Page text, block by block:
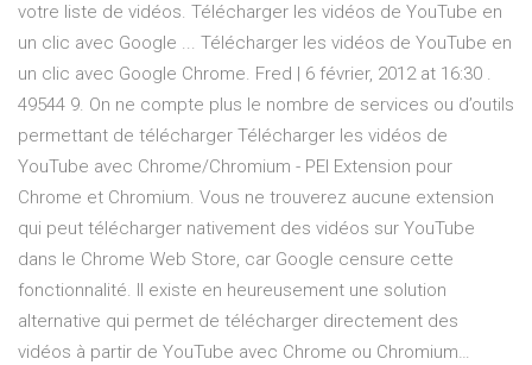
votre liste de vidéos. Télécharger les vidéos de YouTube en
un clic avec Google ... Télécharger les vidéos de YouTube en
un clic avec Google Chrome. Fred | 6 février, 2012 at 16:30 .
49544 9. On ne compte plus le nombre de services ou d’outils
permettant de télécharger Télécharger les vidéos de
YouTube avec Chrome/Chromium - PEI Extension pour
Chrome et Chromium. Vous ne trouverez aucune extension
qui peut télécharger nativement des vidéos sur YouTube
dans le Chrome Web Store, car Google censure cette
fonctionnalité. Il existe en heureusement une solution
alternative qui permet de télécharger directement des
vidéos à partir de YouTube avec Chrome ou Chromium…